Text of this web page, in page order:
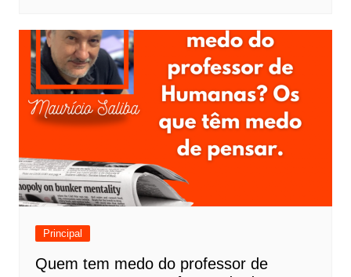
Principal
Quem tem medo do professor de